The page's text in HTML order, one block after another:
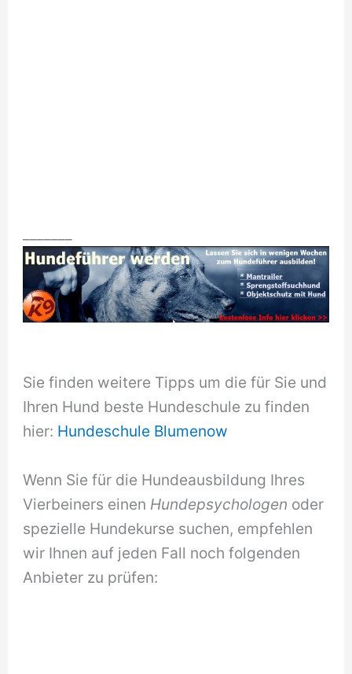
Sie finden weitere Tipps um die für Sie und
Ihren Hund beste Hundeschule zu finden
hier: Hundeschule Blumenow
Wenn Sie für die Hundeausbildung Ihres
Vierbeiners einen Hundepsychologen oder
spezielle Hundekurse suchen, empfehlen
wir Ihnen auf jeden Fall noch folgenden
Anbieter zu prüfen: